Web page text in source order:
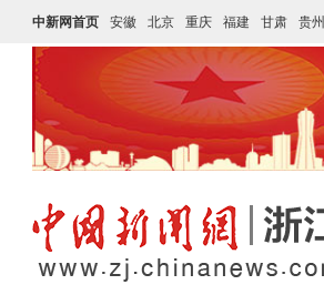
中新网首页 安徽 北京 重庆 福建 甘肃 贵州